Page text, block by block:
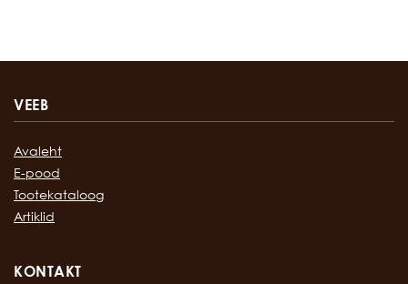
VEEB
Avaleht
E-pood
Tootekataloog
Artiklid
KONTAKT